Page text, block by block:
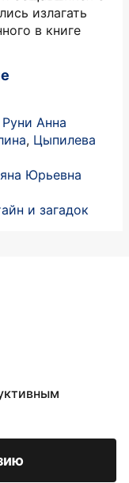
излагать
в книге
Руни Анна
, Цыпилева
Юрьевна
и загадок